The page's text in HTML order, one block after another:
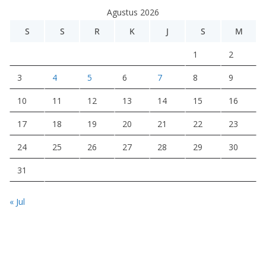
Agustus 2026
S
S R K J S M
1 2
3 4 5 6 7 8 9
10 11 12 13 14 15 16
17 18 19 20 21 22 23
24 25 26 27 28 29 30
31
« Jul